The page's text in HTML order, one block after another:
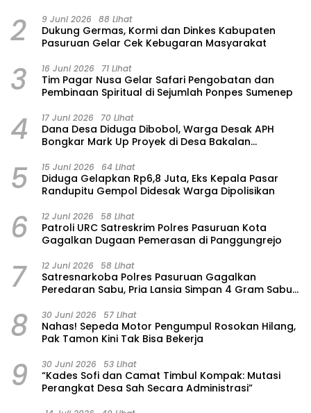
2 9 Juni 2026 88 Lihat
Dukung Germas, Kormi dan Dinkes Kabupaten
Pasuruan Gelar Cek Kebugaran Masyarakat
3 16 Juni 2026 71 Lihat
Tim Pagar Nusa Gelar Safari Pengobatan dan
Pembinaan Spiritual di Sejumlah Ponpes Sumenep
4 17 Juni 2026 70 Lihat
Dana Desa Diduga Dibobol, Warga Desak APH
Bongkar Mark Up Proyek di Desa Bakalan
5 15 Juni 2026 64 Lihat
‎Diduga Gelapkan Rp6,8 Juta, Eks Kepala Pasar
Randupitu Gempol Didesak Warga Dipolisikan
6 12 Juni 2026 58 Lihat
Patroli URC Satreskrim Polres Pasuruan Kota
Gagalkan Dugaan Pemerasan di Panggungrejo
7 12 Juni 2026 58 Lihat
Satresnarkoba Polres Pasuruan Gagalkan
Peredaran Sabu, Pria Lansia Simpan 4 Gram Sabu
8 30 Juni 2026 57 Lihat
‎Nahas! Sepeda Motor Pengumpul Rosokan Hilang,
Pak Tamon Kini Tak Bisa Bekerja
9 30 Juni 2026 53 Lihat
“Kades Sofi dan Camat Timbul Kompak: Mutasi
Perangkat Desa Sah Secara Administrasi”